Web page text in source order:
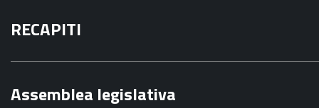
c
e
i
t
t
t
l
RECAPITI
Assemblea legislativa